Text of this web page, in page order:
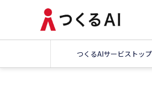
つくるAIサービストップ